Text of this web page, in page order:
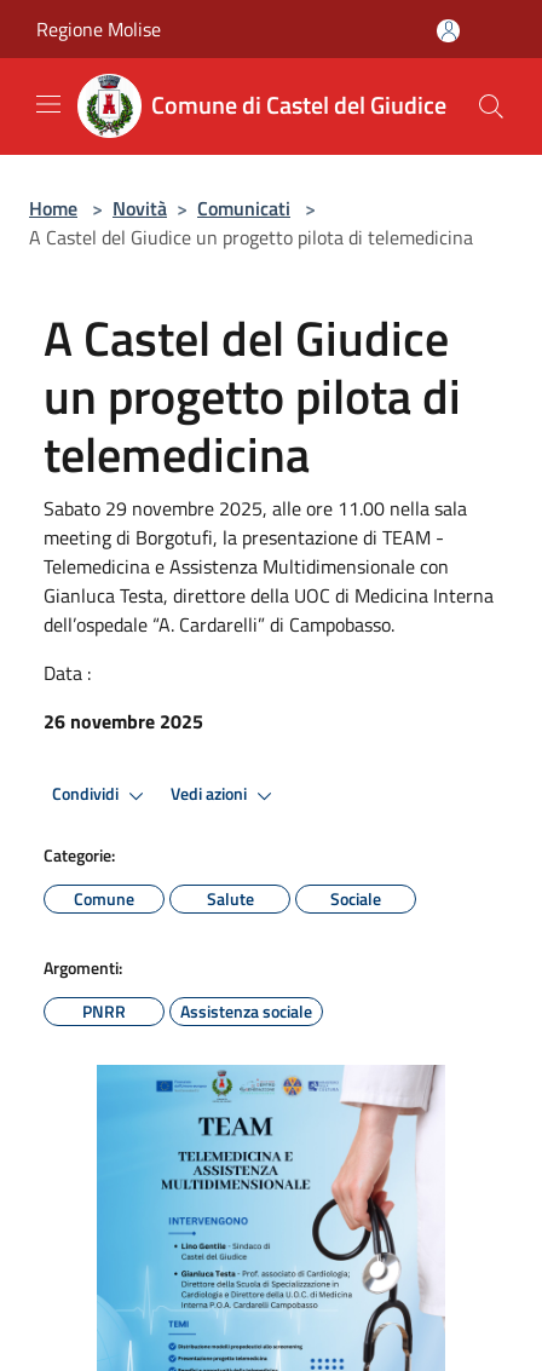
Regione Molise
Comune di Castel del Giudice
Home > Novità > Comunicati >
A Castel del Giudice un progetto pilota di telemedicina
A Castel del Giudice
un progetto pilota di
telemedicina
Sabato 29 novembre 2025, alle ore 11.00 nella sala
meeting di Borgotufi, la presentazione di TEAM -
Telemedicina e Assistenza Multidimensionale con
Gianluca Testa, direttore della UOC di Medicina Interna
dell’ospedale “A. Cardarelli” di Campobasso.
Data :
26 novembre 2025
Condividi Vedi azioni
Categorie:
Comune
Salute Sociale
Argomenti:
PNRR
Assistenza sociale